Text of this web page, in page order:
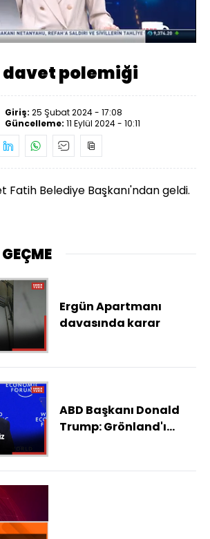
Oynatma
Hızı
polemiği
Giriş: 25 Şubat 2024 - 17:08
Güncelleme: 11 Eylül 2024 - 10:11
Fatih Belediye Başkanı'ndan geldi.
Ergün Apartmanı
davasında karar
ABD Başkanı Donald
Trump: Grönland'ı